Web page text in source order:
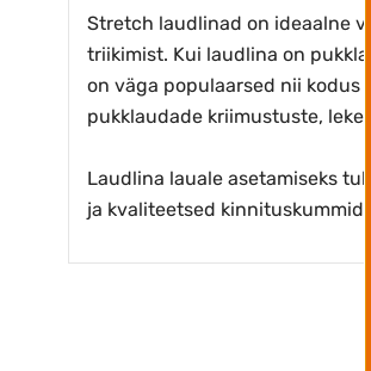
Stretch laudlinad on ideaalne
triikimist. Kui laudlina on
on väga populaarsed nii kodus
pukklaudade kriimustuste,
Laudlina lauale asetamiseks
ja kvaliteetsed